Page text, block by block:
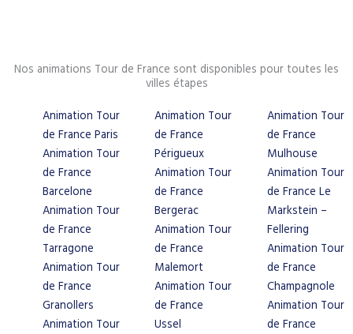
Nos animations Tour de France sont disponibles pour toutes les
villes étapes
Animation Tour
de France Paris
Animation Tour
de France
Barcelone
Animation Tour
de France
Tarragone
Animation Tour
de France
Granollers
Animation Tour
Animation Tour
de France
Périgueux
Animation Tour
de France
Bergerac
Animation Tour
de France
Malemort
Animation Tour
de France
Ussel
Animation Tour
de France
Mulhouse
Animation Tour
de France Le
Markstein –
Fellering
Animation Tour
de France
Champagnole
Animation Tour
de France